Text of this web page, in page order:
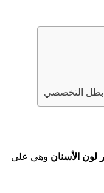
بطل التخصصي
لون الأسنان وهي على